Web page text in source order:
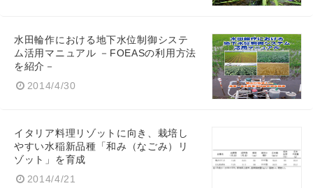
水田輪作における地下水位制御システ
ム活用マニュアル －FOEASの利用方法
を紹介－
2014/4/30
イタリア料理リゾットに向き、栽培し
やすい水稲新品種「和み（なごみ）リ
ゾット」を育成
2014/4/21